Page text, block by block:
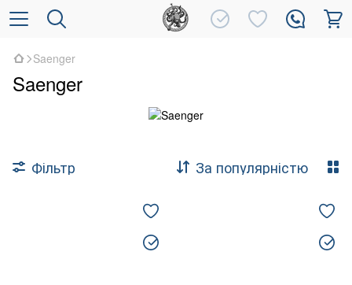
Saenger
Saenger
Фільтр За популярністю